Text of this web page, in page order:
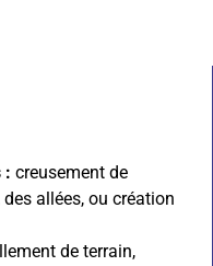
: creusement de
allées, ou création
de terrain,